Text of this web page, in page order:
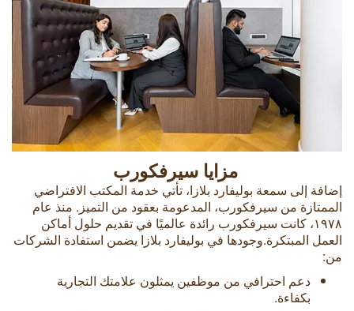
مزايا سيرفكورب
إضافة إلى سمعة بوليفارد بلازا، تأتي خدمة المكتب الافتراضي
الممتازة من سيرفكورب، المدعومة بعقود من التميز. منذ عام
۱۹٧۸، كانت سيرفكورب رائدة عالميًا في تقديم حلول أماكن
العمل المبتكرة.وجودها في بوليفارد بلازا يضمن استفادة الشركات
من:
دعم احترافي من موظفين يمثلون علامتك التجارية
بكفاءة.